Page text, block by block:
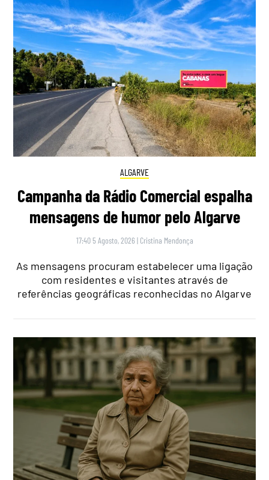
ALGARVE
Campanha da Rádio Comercial espalha
mensagens de humor pelo Algarve
17:40 5 Agosto, 2026 | Cristina Mendonça
As mensagens procuram estabelecer uma ligação
com residentes e visitantes através de
referências geográficas reconhecidas no Algarve